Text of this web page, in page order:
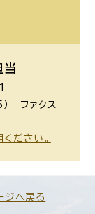
ファクス
ださい。
ジへ戻る